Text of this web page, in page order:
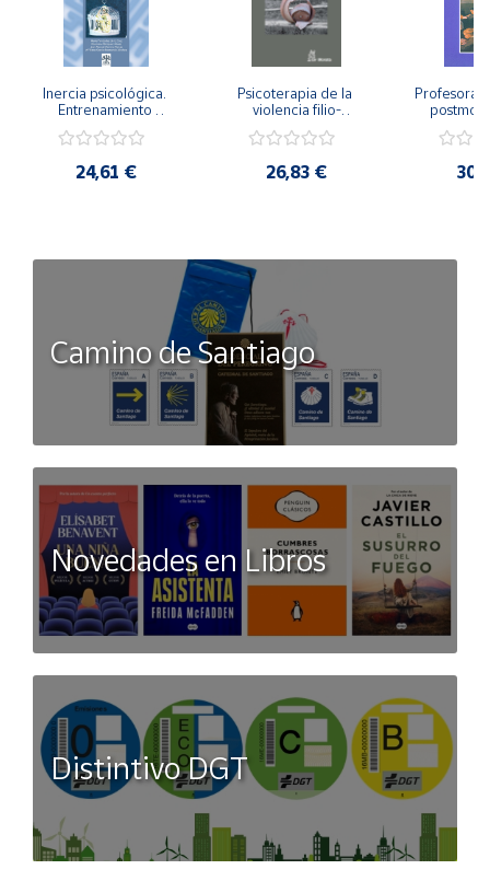
Inercia psicológica.
Entrenamiento
Igualdad de Género.
24,61 €
Psicoterapia de la
violencia filio-
secreto y la
26,83 €
Camino de Santiago
Novedades en Libros
Distintivo DGT